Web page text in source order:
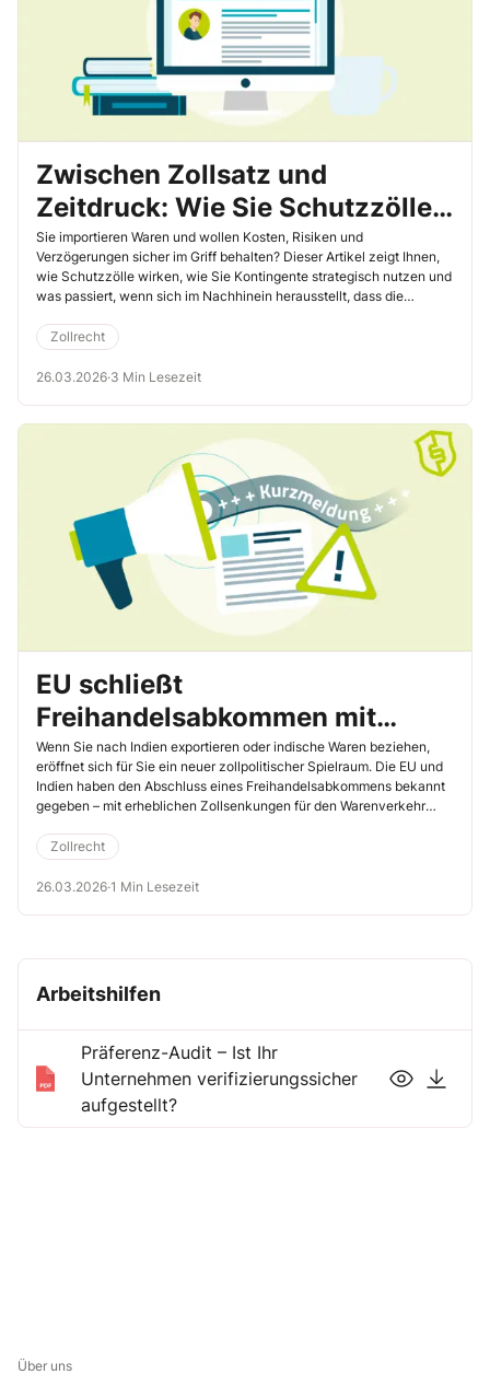
Zwischen Zollsatz und
Zeitdruck: Wie Sie Schutzzölle,
Kontingente und die richtige
Codenummer im Griff behalten
Sie importieren Waren und wollen Kosten, Risiken und
Verzögerungen sicher im Griff behalten? Dieser Artikel zeigt Ihnen,
wie Schutzzölle wirken, wie Sie Kontingente strategisch nutzen und
was passiert, wenn sich im Nachhinein herausstellt, dass die
liegen – und wie Sie sie vermeiden.
Zollrecht
26.03.2026·3 Min Lesezeit
EU schließt
Freihandelsabkommen mit
Indien – So profitieren Sie vom
massiven Zollabbau
Wenn Sie nach Indien exportieren oder indische Waren beziehen,
eröffnet sich für Sie ein neuer zollpolitischer Spielraum. Die EU und
Indien haben den Abschluss eines Freihandelsabkommens bekannt
gegeben – mit erheblichen Zollsenkungen für den Warenverkehr
bedeutet und wo jetzt strategische Chancen liegen, lesen Sie hier.
Zollrecht
26.03.2026·1 Min Lesezeit
Arbeitshilfen
Präferenz-Audit – Ist Ihr
Unternehmen verifizierungssicher
aufgestellt?
Über uns